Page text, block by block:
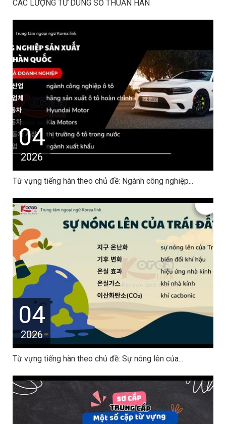
CÁC LƯỢNG TỪ DÙNG SỐ THUẦN HÀN
04
2026
Từ vựng tiếng hàn theo chủ đề: Ngành công nghiệp...
04
2026
Từ vựng tiếng hàn theo chủ đề: Sự nóng lên của...